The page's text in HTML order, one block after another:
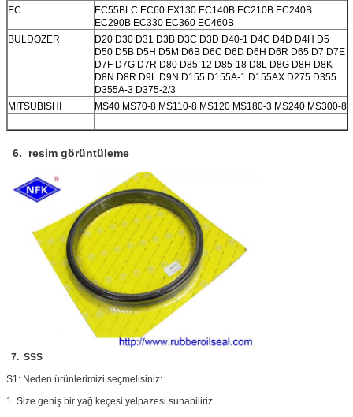
EC
EC55BLC EC60 EX130 EC140B EC210B EC240B
EC290B EC330 EC360 EC460B
BULDOZER
D20 D30 D31 D3B D3C D3D D40-1 D4C D4D D4H D5
D50 D5B D5H D5M D6B D6C D6D D6H D6R D65 D7 D7E
D7F D7G D7R D80 D85-12 D85-18 D8L D8G D8H D8K
D8N D8R D9L D9N D155 D155A-1 D155AX D275 D355
D355A-3 D375-2/3
MITSUBISHI
MS40 MS70-8 MS110-8 MS120 MS180-3 MS240 MS300-8
6. resim görüntüleme
7. SSS
S1: Neden ürünlerimizi seçmelisiniz:
1. Size geniş bir yağ keçesi yelpazesi sunabiliriz.